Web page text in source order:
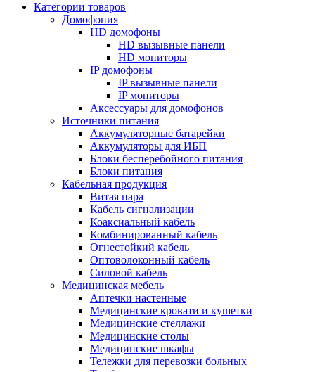
Категории товаров
Домофония
HD домофоны
HD вызывные панели
HD мониторы
IP домофоны
IP вызывные панели
IP мониторы
Аксессуары для домофонов
Источники питания
Аккумуляторные батарейки
Аккумуляторы для ИБП
Блоки бесперебойного питания
Блоки питания
Кабельная продукция
Витая пара
Кабель сигнализации
Коаксиальный кабель
Комбинированный кабель
Огнестойкий кабель
Оптоволоконный кабель
Силовой кабель
Медицинская мебель
Аптечки настенные
Медицинские кровати и кушетки
Медицинские стеллажи
Медицинские столы
Медицинские шкафы
Тележки для перевозки больных